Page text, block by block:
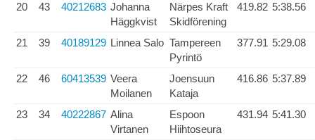
20 43 40212683 Johanna
Häggkvist
Närpes Kraft
Skidförening
419.82 5:38.56
21 39 40189129 Linnea Salo Tampereen
Pyrintö
377.91 5:29.08
22 46 60413539 Veera
Moilanen
Joensuun
Kataja
416.86 5:37.89
23 34 40222867 Alina
Virtanen
Espoon
Hiihtoseura
431.94 5:41.30